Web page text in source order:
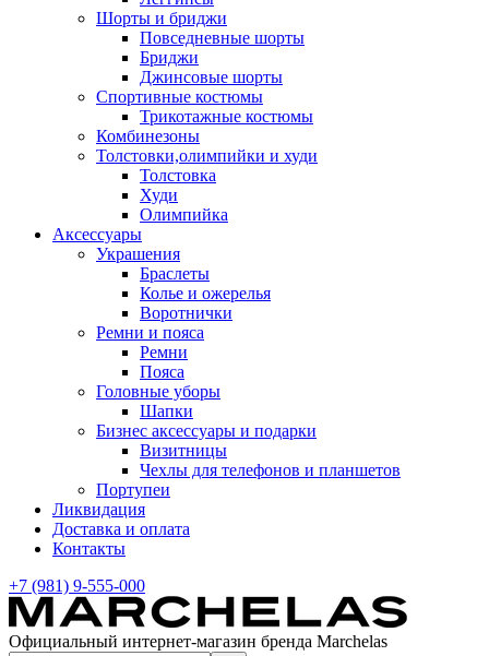
Шорты и бриджи
Повседневные шорты
Бриджи
Джинсовые шорты
Спортивные костюмы
Трикотажные костюмы
Комбинезоны
Толстовки,олимпийки и худи
Толстовка
Худи
Олимпийка
Аксессуары
Украшения
Браслеты
Колье и ожерелья
Воротнички
Ремни и пояса
Ремни
Пояса
Головные уборы
Шапки
Бизнес аксессуары и подарки
Визитницы
Чехлы для телефонов и планшетов
Портупеи
Ликвидация
Доставка и оплата
Контакты
+7 (981) 9-555-000
Официальный интернет-магазин бренда Marchelas